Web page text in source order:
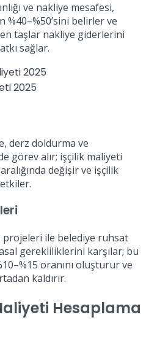
ve nakliye mesafesi,
belirler ve
taşlar nakliye giderlerini
sağlar.
2025
derz doldurma ve
görev alır; işçilik maliyeti
değişir ve işçilik
etkiler.
ile belediye ruhsat
gerekliliklerini karşılar; bu
oranını oluşturur ve
kaldırır.
Hesaplama